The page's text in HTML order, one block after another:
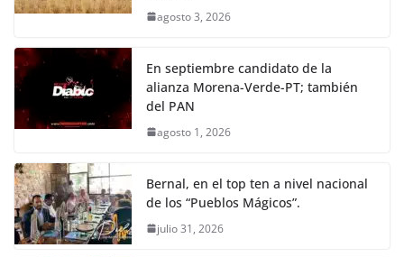
agosto 3, 2026
En septiembre candidato de la
alianza Morena-Verde-PT; también
del PAN
agosto 1, 2026
Bernal, en el top ten a nivel nacional
de los “Pueblos Mágicos”.
julio 31, 2026